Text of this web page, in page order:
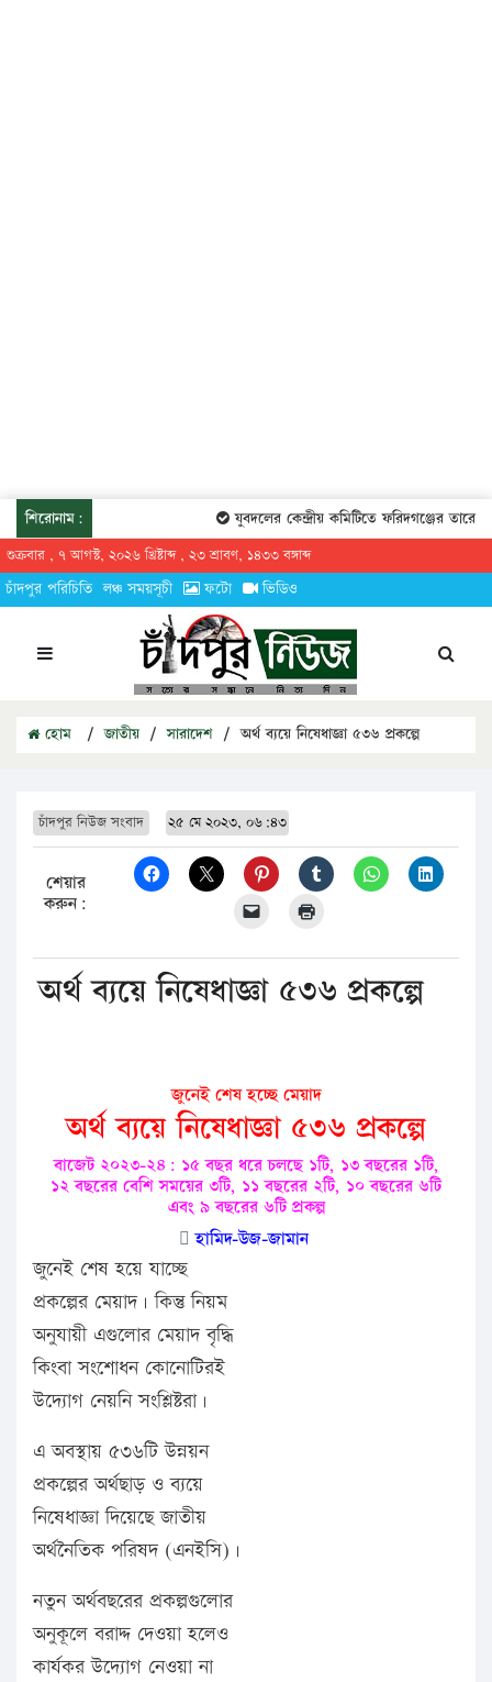
শিরোনাম: যুবদলের কেন্দ্রীয় কমিটিতে ফরিদগঞ্জের তারেকুর
শুক্রবার , ৭ আগস্ট, ২০২৬ খ্রিষ্টাব্দ , ২৩ শ্রাবণ, ১৪৩৩ বঙ্গাব্দ
চাঁদপুর পরিচিতি লঞ্চ সময়সূচী ফটো ভিডিও
হোম / জাতীয় / সারাদেশ / অর্থ ব্যয়ে নিষেধাজ্ঞা ৫৩৬ প্রকল্পে
চাঁদপুর নিউজ সংবাদ ২৫ মে ২০২৩, ০৬:৪৩
শেয়ার
করুন:
অর্থ ব্যয়ে নিষেধাজ্ঞা ৫৩৬ প্রকল্পে
জুনেই শেষ হচ্ছে মেয়াদ
অর্থ ব্যয়ে নিষেধাজ্ঞা ৫৩৬ প্রকল্পে
বাজেট ২০২৩-২৪: ১৫ বছর ধরে চলছে ১টি, ১৩ বছরের ১টি,
১২ বছরের বেশি সময়ের ৩টি, ১১ বছরের ২টি, ১০ বছরের ৬টি
এবং ৯ বছরের ৬টি প্রকল্প
হামিদ-উজ-জামান
জুনেই শেষ হয়ে যাচ্ছে
প্রকল্পের মেয়াদ। কিন্তু নিয়ম
অনুযায়ী এগুলোর মেয়াদ বৃদ্ধি
কিংবা সংশোধন কোনোটিরই
উদ্যোগ নেয়নি সংশ্লিষ্টরা।
এ অবস্থায় ৫৩৬টি উন্নয়ন
প্রকল্পের অর্থছাড় ও ব্যয়ে
নিষেধাজ্ঞা দিয়েছে জাতীয়
অর্থনৈতিক পরিষদ (এনইসি)।
নতুন অর্থবছরের প্রকল্পগুলোর
অনুকূলে বরাদ্দ দেওয়া হলেও
কার্যকর উদ্যোগ নেওয়া না